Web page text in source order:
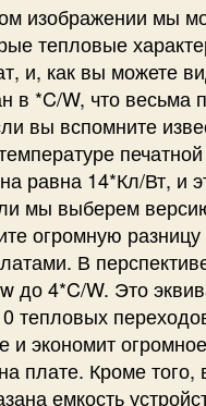
изображении мы
тепловые
и, как вы можете
в *C/W, что весьма
вы вспомните
равна 14*Кл/Вт, и
мы выберем
огромную
В
до 4*C/W. Это
тепловых
и экономит огромное
плате. Кроме
емкость